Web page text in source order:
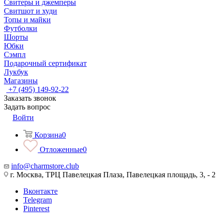
Свитеры и джемперы
Свитшот и худи
Топы и майки
Футболки
Шорты
Юбки
Сэмпл
Подарочный сертификат
Лукбук
Магазины
+7 (495) 149-92-22
Заказать звонок
Задать вопрос
Войти
Корзина0
Отложенные0
info@charmstore.club
г. Москва, ТРЦ Павелецкая Плаза, Павелецкая площадь, 3, - 2
Вконтакте
Telegram
Pinterest